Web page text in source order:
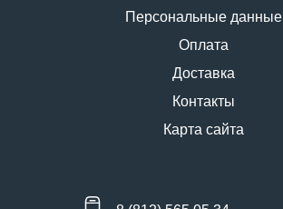
Персональные данные
Оплата
Доставка
Контакты
Карта сайта